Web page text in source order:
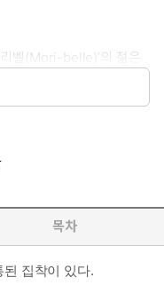
리벨(Mori-belle)’의 젊은
때문에 자신이 쓸모없는
중 TOP 3 안에 드는 대
신, 염력 능력자.
이드와의 가이딩을 극도
로 머물렀으나 마음속 깊
한 SS급 에스퍼. 괴력,
목차
집착이 있다.